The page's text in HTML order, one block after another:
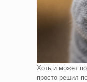
Хоть и может
просто решил